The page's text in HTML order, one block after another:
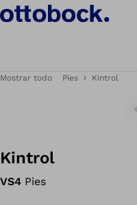
Mostrar todo Pies Kintrol
Kintrol
VS4 Pies